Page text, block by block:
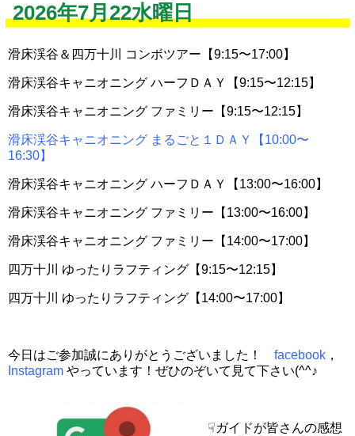
2026年7月22水曜日
滑床渓谷＆四万十川 コンボツアー【9:15〜17:00】
滑床渓谷キャニオニング ハーフＤＡＹ【9:15〜12:15】
滑床渓谷キャニオニング ファミリー【9:15〜12:15】
滑床渓谷キャニオニング まるごと１ＤＡＹ【10:00〜
16:30】
滑床渓谷キャニオニング ハーフＤＡＹ【13:00〜16:00】
滑床渓谷キャニオニング ファミリー【13:00〜16:00】
滑床渓谷キャニオニング ファミリー【14:00〜17:00】
四万十川 ゆったりラフティング【9:15〜12:15】
四万十川 ゆったりラフティング【14:00〜17:00】
今日はご参加誠にありがとうございました！ facebook ，
Instagram やっています！ぜひのぞいて見て下さい(^^♪
☟ガイドが皆さんの感想